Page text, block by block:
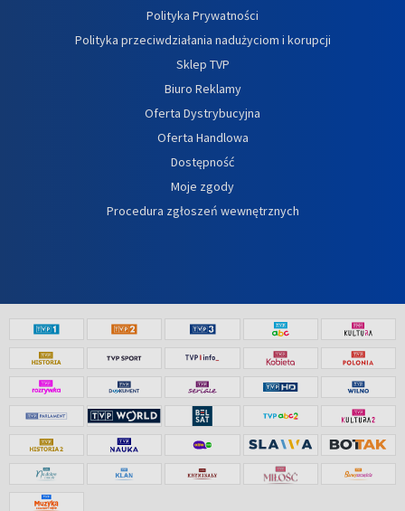
Polityka Prywatności
Polityka przeciwdziałania nadużyciom i korupcji
Sklep TVP
Biuro Reklamy
Oferta Dystrybucyjna
Oferta Handlowa
Dostępność
Moje zgody
Procedura zgłoszeń wewnętrznych